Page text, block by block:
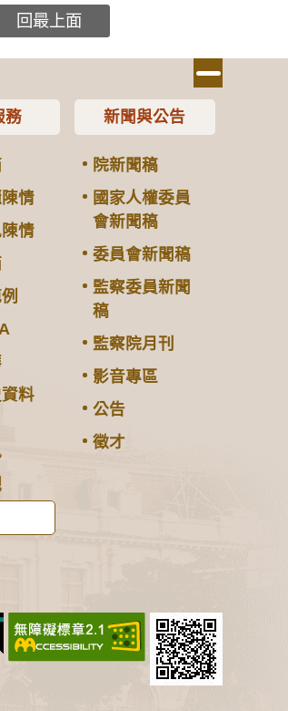
回最上面
務
情
情
料
新聞與公告
院新聞稿
國家人權委員
會新聞稿
委員會新聞稿
監察委員新聞
稿
監察院月刊
影音專區
公告
徵才